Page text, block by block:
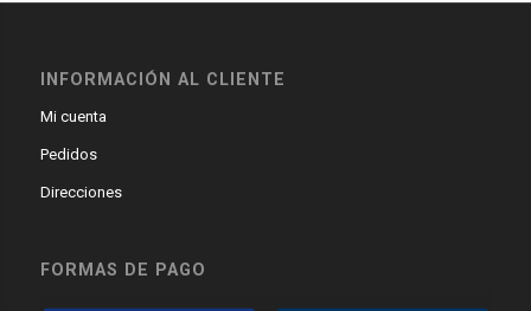
INFORMACIÓN AL CLIENTE
Mi cuenta
Pedidos
Direcciones
FORMAS DE PAGO